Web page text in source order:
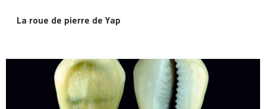
La roue de pierre de Yap